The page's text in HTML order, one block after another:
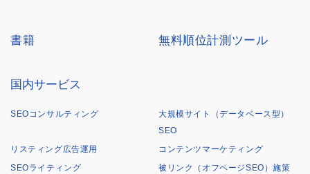
書籍 無料順位計測ツール
国内サービス
SEOコンサルティング
大規模サイト（データベース型）
SEO
リスティング広告運用
コンテンツマーケティング
SEOライティング
被リンク（オフページSEO）施策